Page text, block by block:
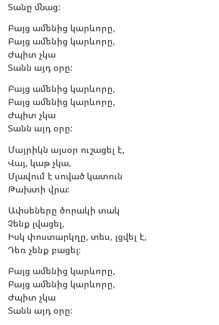
Տանը մնաց:
Բայց ամենից կարևորը,
Բայց ամենից կարևորը,
Ժպիտ չկա
Տանն այդ օրը:
Բայց ամենից կարևորը,
Բայց ամենից կարևորը,
Ժպիտ չկա
Տանն այդ օրը:
Մայրիկն այսօր ուշացել է,
Վայ, կաթ չկա,
Մլավում է սոված կատուն
Թախտի վրա:
Ափսեները ծորակի տակ
Չենք լվացել,
Իսկ փոստարկղը, տես, լցվել է,
Դեռ չենք բացել:
Բայց ամենից կարևորը,
Բայց ամենից կարևորը,
Ժպիտ չկա
Տանն այդ օրը: